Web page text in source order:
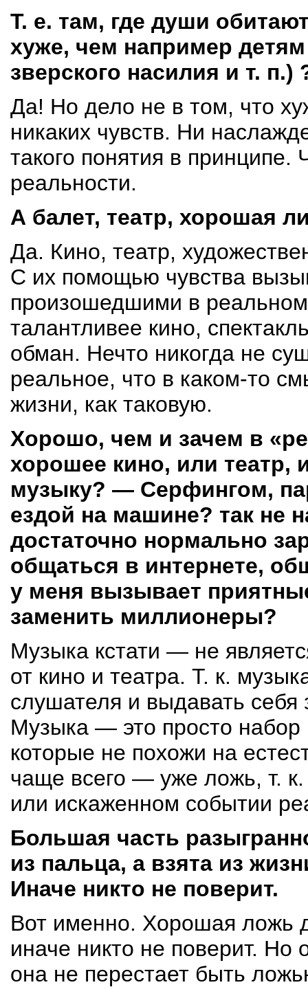
Т. е. там, где души
хуже, чем например
зверского насилия и т. п.)
Да! Но дело не в том, что
никаких чувств. Ни
такого понятия в
реальности.
А балет, театр, хорошая
Да. Кино, театр,
С их помощью чувства
произошедшими в
талантливее кино,
обман. Нечто никогда не
реальное, что в каком-то
жизни, как таковую.
Хорошо, чем и зачем в
хорошее кино, или театр,
музыку? — Серфингом,
ездой на машине? так не
достаточно нормально
общаться в интернете,
у меня вызывает
заменить миллионеры?
Музыка кстати — не
от кино и театра. Т. к.
слушателя и выдавать
Музыка — это просто набор
которые не похожи на
чаще всего — уже ложь, т. к.
или искаженном событии
Большая часть
из пальца, а взята из
Иначе никто не поверит.
Вот именно. Хорошая ложь
иначе никто не поверит. Но
она не перестает быть